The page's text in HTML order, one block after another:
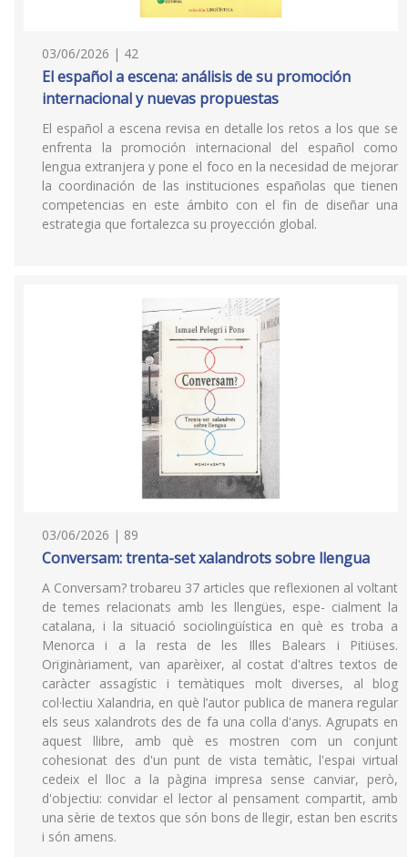
03/06/2026 | 42
El español a escena: análisis de su promoción
internacional y nuevas propuestas
El español a escena revisa en detalle los retos a los que se
enfrenta la promoción internacional del español como
lengua extranjera y pone el foco en la necesidad de mejorar
la coordinación de las instituciones españolas que tienen
competencias en este ámbito con el fin de diseñar una
estrategia que fortalezca su proyección global.
03/06/2026 | 89
Conversam: trenta-set xalandrots sobre llengua
A Conversam? trobareu 37 articles que reflexionen al voltant
de temes relacionats amb les llengües, espe- cialment la
catalana, i la situació sociolingüística en què es troba a
Menorca i a la resta de les Illes Balears i Pitiüses.
Originàriament, van aparèixer, al costat d'altres textos de
caràcter assagístic i temàtiques molt diverses, al blog
col·lectiu Xalandria, en què l’autor publica de manera regular
els seus xalandrots des de fa una colla d'anys. Agrupats en
aquest llibre, amb què es mostren com un conjunt
cohesionat des d'un punt de vista temàtic, l'espai virtual
cedeix el lloc a la pàgina impresa sense canviar, però,
d'objectiu: convidar el lector al pensament compartit, amb
una sèrie de textos que són bons de llegir, estan ben escrits
i són amens.